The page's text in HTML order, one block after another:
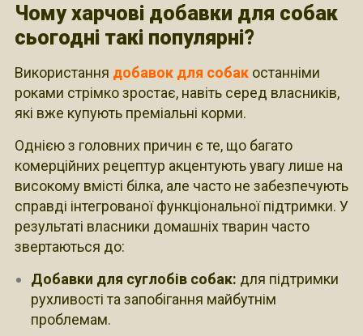
Чому харчові добавки для собак
сьогодні такі популярні?
Використання добавок для собакостанніми
роками стрімко зростає, навіть серед власників,
які вже купують преміальні корми.
Однією з головних причин є те, що багато
комерційних рецептур акцентують увагу лише на
високому вмісті білка, але часто не забезпечують
справді інтегрованої функціональної підтримки. У
результаті власники домашніх тварин часто
звертаються до:
Добавки для суглобів собак: для підтримки
рухливості та запобігання майбутнім
проблемам.